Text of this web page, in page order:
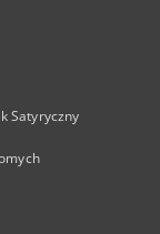
Satyryczny